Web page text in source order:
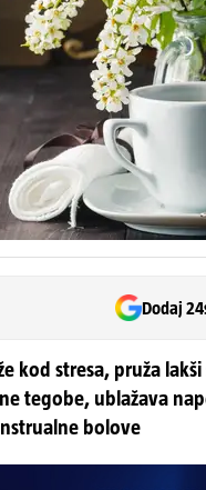
Dodaj
kod stresa, pruža
tegobe, ublažava
bolove